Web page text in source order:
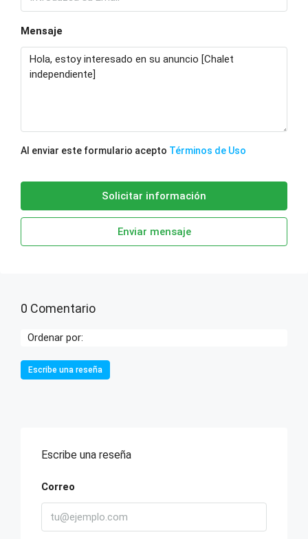
Mensaje
Al enviar este formulario acepto Términos de Uso
Solicitar información
Enviar mensaje
0 Comentario
Ordenar por:
Escribe una reseña
Escribe una reseña
Correo